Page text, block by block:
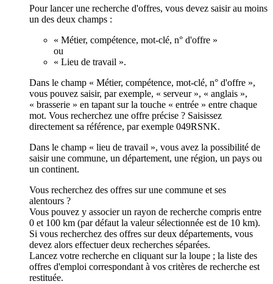
Pour lancer une recherche d'offres, vous devez saisir au moins
un des deux champs :
« Métier, compétence, mot-clé, n° d'offre »
ou
« Lieu de travail ».
Dans le champ « Métier, compétence, mot-clé, n° d'offre »,
vous pouvez saisir, par exemple, « serveur », « anglais »,
« brasserie » en tapant sur la touche « entrée » entre chaque
mot. Vous recherchez une offre précise ? Saisissez
directement sa référence, par exemple 049RSNK.
Dans le champ « lieu de travail », vous avez la possibilité de
saisir une commune, un département, une région, un pays ou
un continent.
Vous recherchez des offres sur une commune et ses
alentours ?
Vous pouvez y associer un rayon de recherche compris entre
0 et 100 km (par défaut la valeur sélectionnée est de 10 km).
Si vous recherchez des offres sur deux départements, vous
devez alors effectuer deux recherches séparées.
Lancez votre recherche en cliquant sur la loupe ; la liste des
offres d'emploi correspondant à vos critères de recherche est
restituée.